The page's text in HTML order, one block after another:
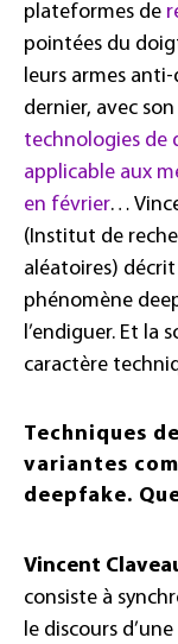
plateformes de
pointées du
leurs armes
dernier, avec son
technologies de
applicable aux
en février…
(Institut de
aléatoires)
phénomène
l’endiguer. Et la
caractère
Techniques
variantes
deepfake.
Vincent
consiste à
le discours